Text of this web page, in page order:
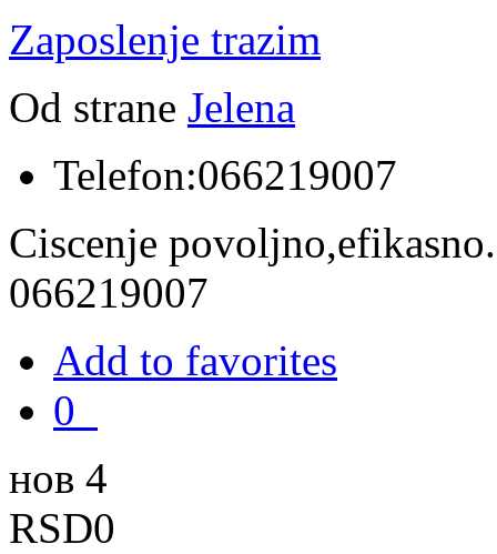
Zaposlenje trazim
Od strane Jelena
Telefon:066219007
Ciscenje
066219007
Add to favorites
0
нов 4
RSD0